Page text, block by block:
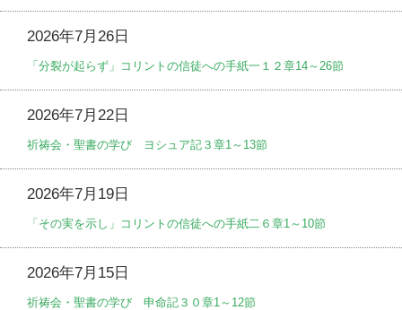
2026年7月26日
「分裂が起らず」コリントの信徒への手紙一１２章14～26節
2026年7月22日
祈祷会・聖書の学び ヨシュア記３章1～13節
2026年7月19日
「その実を示し」コリントの信徒への手紙二６章1～10節
2026年7月15日
祈祷会・聖書の学び 申命記３０章1～12節